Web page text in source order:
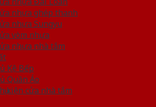
nhựa ghép thanh
nhựa Sungyu
vòm nhựa
nhựa nhà tắm
Kệ Bếp
Quần Áo
kiện cửa nhà tắm